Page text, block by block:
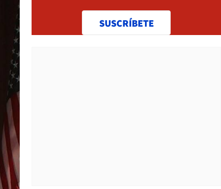
SUSCRÍBETE